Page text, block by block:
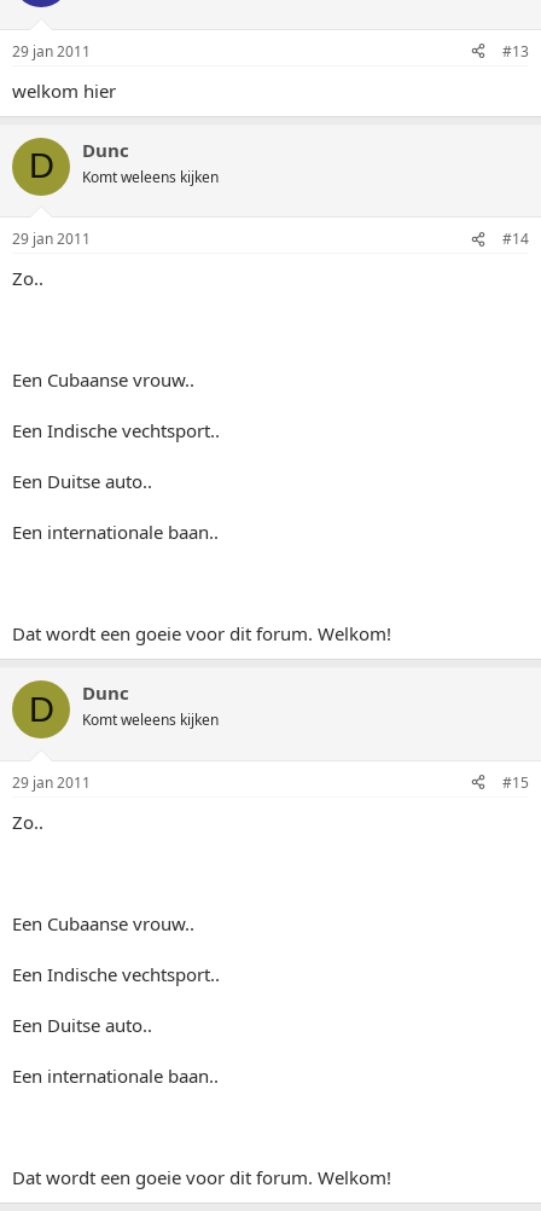
29 jan 2011 #13
welkom hier
D Dunc
Komt weleens kijken
29 jan 2011 #14
Zo..
Een Cubaanse vrouw..
Een Indische vechtsport..
Een Duitse auto..
Een internationale baan..
Dat wordt een goeie voor dit forum. Welkom!
D Dunc
Komt weleens kijken
29 jan 2011 #15
Zo..
Een Cubaanse vrouw..
Een Indische vechtsport..
Een Duitse auto..
Een internationale baan..
Dat wordt een goeie voor dit forum. Welkom!